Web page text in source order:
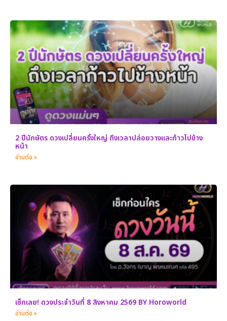
2 ปีนักษัตร ดวงเปลี่ยนครั้งใหญ่ ถึงเวลาปล่อยวางและก้าวไปข้าง
หน้า
อ่านต่อ »
เช็กเลย! ดวงประจำวันที่ 8 สิงหาคม 2569 BY Horoworld
อ่านต่อ »